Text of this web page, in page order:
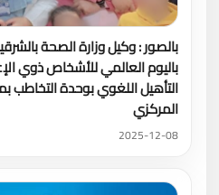
بالصور : وكيل وزارة الصحة
باليوم العالمي للأشخاص ذوي
التأهيل اللغوي بوحدة
المركزي
2025-12-08